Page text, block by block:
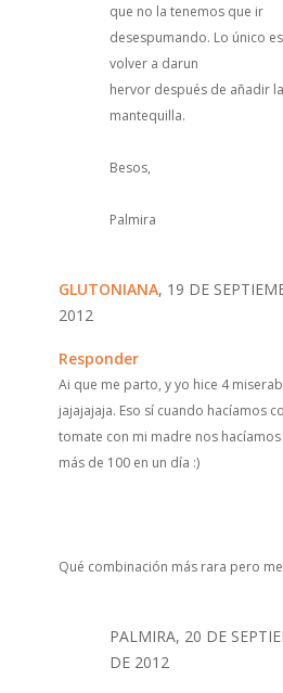
que no la tenemos que ir
desespumando. Lo único
volver a darun
hervor después de añadir la
mantequilla.
Besos,
Palmira
GLUTONIANA, 19 DE
2012
Responder
Ai que me parto, y yo hice 4
jajajajaja. Eso sí cuando hacíamos
tomate con mi madre nos
más de 100 en un día :)
Qué combinación más rara pero
PALMIRA, 20 DE
DE 2012